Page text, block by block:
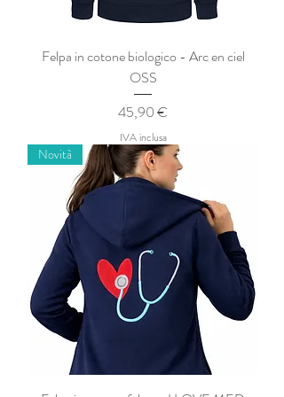
Felpa in cotone biologico - Arc en ciel
OSS
Prezzo
45,90 €
IVA inclusa
Novità